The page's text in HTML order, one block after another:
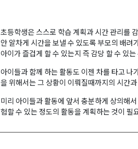
초등학생은 스스로 학습 계획과 시간 관리를
안 알차게 시간을 보낼 수 있도록 부모의 배
아이가 즐겁게 할 수 있는지 즉 감당 할 수 있
아이들과 함께 하는 활동도 이젠 차를 타고
을 위해서는 그 상황이 이뤄질때까지의 시간
미리 아이들과 활동에 앞서 충분하게 상의해
험할 수 있는 정도의 활동을 계획하는 것이 필